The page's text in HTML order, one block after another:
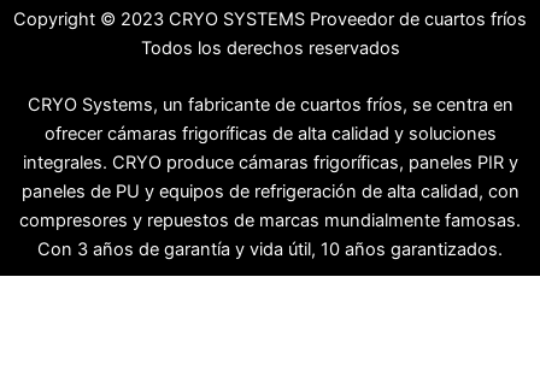
Copyright © 2023 CRYO SYSTEMS Proveedor de cuartos fríos
Todos los derechos reservados
CRYO Systems, un fabricante de cuartos fríos, se centra en
ofrecer cámaras frigoríficas de alta calidad y soluciones
integrales. CRYO produce cámaras frigoríficas, paneles PIR y
paneles de PU y equipos de refrigeración de alta calidad, con
compresores y repuestos de marcas mundialmente famosas.
Con 3 años de garantía y vida útil, 10 años garantizados.